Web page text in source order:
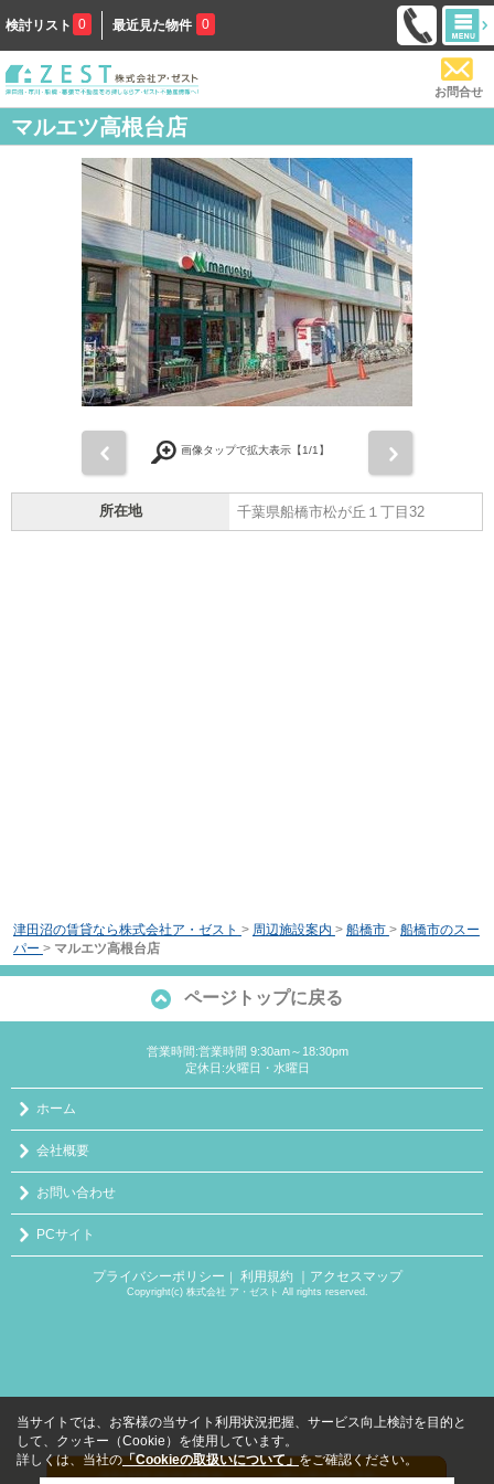
検討リスト 0 最近見た物件 0
お問合せ
マルエツ高根台店
画像タップで拡大表示【1/1】
所在地 千葉県船橋市松が丘１丁目32
津田沼の賃貸なら株式会社ア・ゼスト > 周辺施設案内 > 船橋市 > 船橋市のスー
パー > マルエツ高根台店
ページトップに戻る
営業時間:営業時間 9:30am～18:30pm
定休日:火曜日・水曜日
ホーム
会社概要
お問い合わせ
PCサイト
プライバシーポリシー ｜ 利用規約 ｜アクセスマップ
Copyright(c) 株式会社 ア・ゼスト All rights reserved.
当サイトでは、お客様の当サイト利用状況把握、サービス向上検討を目的と
して、クッキー（Cookie）を使用しています。
詳しくは、当社の「Cookieの取扱いについて」をご確認ください。